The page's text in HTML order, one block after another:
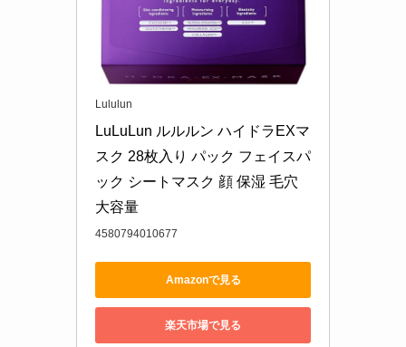
Lululun
LuLuLun ルルルン ハイドラEXマ
スク 28枚入り パック フェイスパ
ック シートマスク 顔 保湿 毛穴
大容量
4580794010677
Amazonで見る
楽天市場で見る